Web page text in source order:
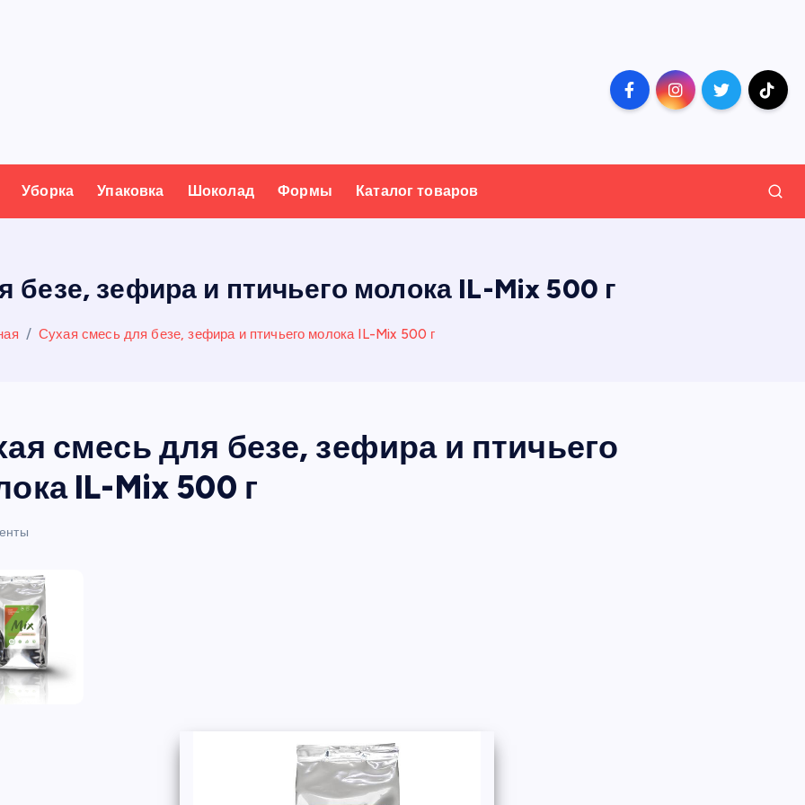
Уборка Упаковка Шоколад Формы Каталог товаров
безе, зефира и птичьего молока IL-Mix 500 г
Сухая смесь для безе, зефира и птичьего молока IL-Mix 500 г
смесь для безе, зефира и птичьего
IL-Mix 500 г